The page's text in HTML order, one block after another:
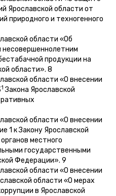
Ярославской области от
природного и техногенного
области «Об
несовершеннолетним
продукции на
области». 8
области «О внесении
1 Закона Ярославской
области «О внесении
1 к Закону Ярославской
местного
государственными
Федерации». 9
области «О внесении
области «О мерах
в Ярославской